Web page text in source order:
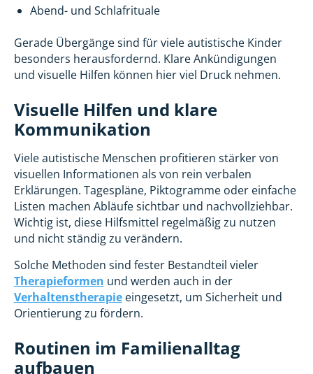
Abend- und Schlafrituale
Gerade Übergänge sind für viele autistische Kinder
besonders herausfordernd. Klare Ankündigungen
und visuelle Hilfen können hier viel Druck nehmen.
Visuelle Hilfen und klare
Kommunikation
Viele autistische Menschen profitieren stärker von
visuellen Informationen als von rein verbalen
Erklärungen. Tagespläne, Piktogramme oder einfache
Listen machen Abläufe sichtbar und nachvollziehbar.
Wichtig ist, diese Hilfsmittel regelmäßig zu nutzen
und nicht ständig zu verändern.
Solche Methoden sind fester Bestandteil vieler
Therapieformen und werden auch in der
Verhaltenstherapieeingesetzt, um Sicherheit und
Orientierung zu fördern.
Routinen im Familienalltag
aufbauen